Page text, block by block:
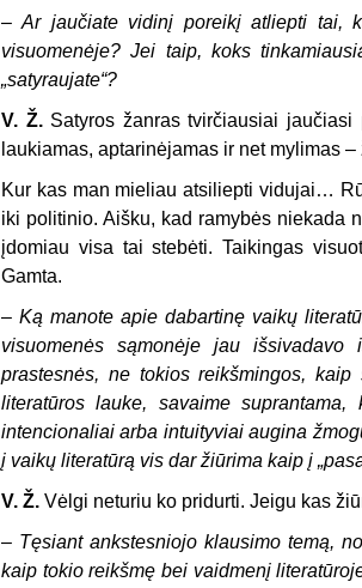
–Ar jaučiate vidinį poreikį atliepti tai,
visuomenėje? Jei taip, koks
„satyraujate“?
V. Ž.Satyros žanras tvirčiausiai jaučiasi
laukiamas, aptarinėjamas ir net mylimas
Kur kas man mieliau atsiliepti vidujai…
iki politinio. Aišku, kad ramybės niekada
įdomiau visa tai stebėti. Taikingas
Gamta.
–Ką manote apie dabartinę vaikų
visuomenės sąmonėje jau išsivadavo
prastesnės, ne tokios reikšmingos,
literatūros lauke, savaime
intencionaliai arba intuityviai augina
į vaikų literatūrą vis dar žiūrima kaip į „
V. Ž. Vėlgi neturiu ko pridurti. Jeigu kas
– Tęsiant ankstesniojo klausimo temą,
kaip tokio reikšmę bei vaidmenį